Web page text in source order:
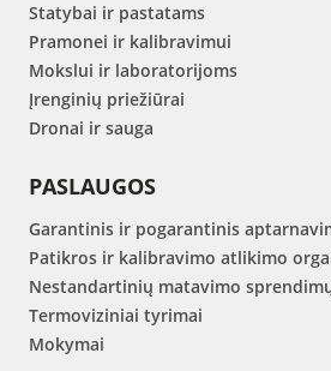
Statybai ir pastatams
Pramonei ir kalibravimui
Mokslui ir laboratorijoms
Įrenginių priežiūrai
Dronai ir sauga
PASLAUGOS
Garantinis ir pogarantinis
Patikros ir kalibravimo atlikimo
Nestandartinių matavimo
Termoviziniai tyrimai
Mokymai